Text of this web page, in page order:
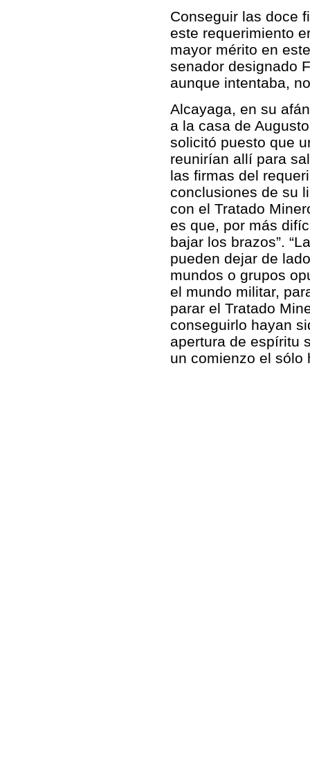
Conseguir las doce
este requerimiento
mayor mérito en
senador designado
aunque intentaba,
Alcayaga, en su
a la casa de
solicitó puesto que
reunirían allí para
las firmas del
conclusiones de su
con el Tratado
es que, por más
bajar los brazos”.
pueden dejar de
mundos o grupos
el mundo militar,
parar el Tratado
conseguirlo hayan
apertura de espíritu
un comienzo el sólo